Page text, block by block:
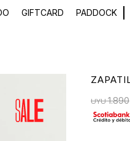
GIFTCARD PADDOCK
UYU 1.890